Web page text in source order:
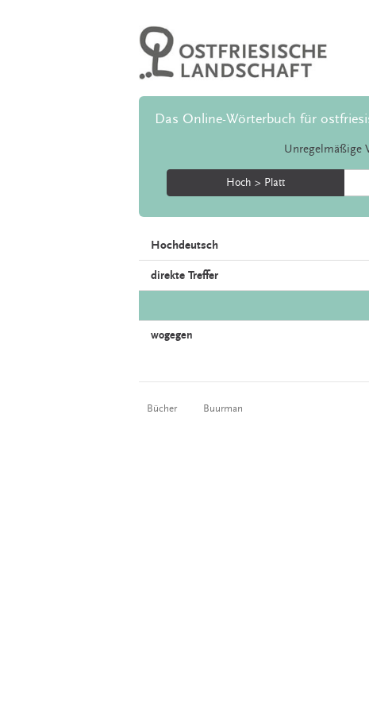
Das Online-Wörterbuch für
Unregelmäßige
Hoch > Platt
Hochdeutsch
direkte Treffer
wogegen
Bücher Buurman